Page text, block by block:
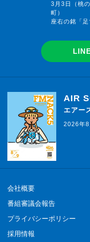
3月3日（桃
町）
座右の銘「足
AIR
エアー
2026年8
会社概要
番組審議会報告
プライバシーポリシー
採用情報